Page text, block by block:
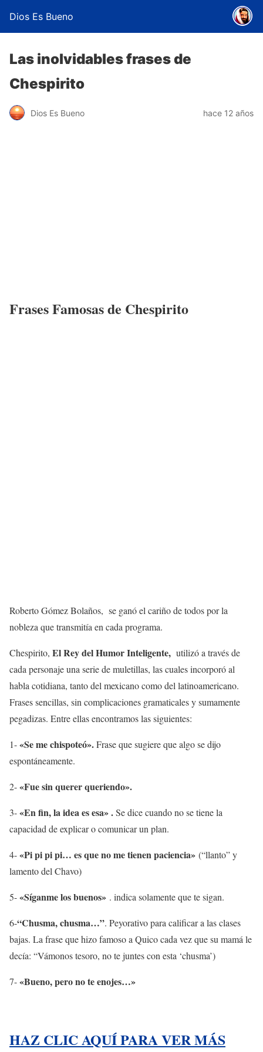
Dios Es Bueno
Las inolvidables frases de
Chespirito
Dios Es Bueno hace 12 años
Frases Famosas de Chespirito
Roberto Gómez Bolaños, se ganó el cariño de todos por la
nobleza que transmitía en cada programa.
Chespirito, El Rey del Humor Inteligente, utilizó a través de
cada personaje una serie de muletillas, las cuales incorporó al
habla cotidiana, tanto del mexicano como del latinoamericano.
Frases sencillas, sin complicaciones gramaticales y sumamente
pegadizas. Entre ellas encontramos las siguientes:
1-«Se me chispoteó».Frase que sugiere que algo se dijo
espontáneamente.
2-«Fue sin querer queriendo».
3-«En fin, la idea es esa» .Se dice cuando no se tiene la
capacidad de explicar o comunicar un plan.
4-«Pi pi pi pi… es que no me tienen paciencia» (“llanto” y
lamento del Chavo)
5-«Síganme los buenos» . indica solamente que te sigan.
6-“Chusma, chusma…”. Peyorativo para calificar a las clases
bajas. La frase que hizo famoso a Quico cada vez que su mamá le
decía: “Vámonos tesoro, no te juntes con esta ‘chusma’)
7-«Bueno, pero no te enojes…»
HAZ CLIC AQUÍ PARA VER MÁS